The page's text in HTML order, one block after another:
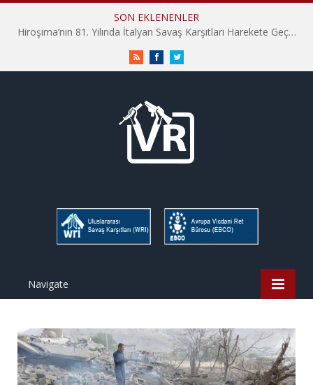
SON EKLENENLER
Hiroşima’nın 81. Yılında İtalyan Savaş Karşıtları Harekete Geçti: “Hatırlamak yeterli değil”
RSS FacebookTwitter
Navigate